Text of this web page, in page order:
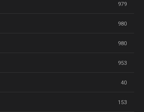
979
980
980
953
40
153